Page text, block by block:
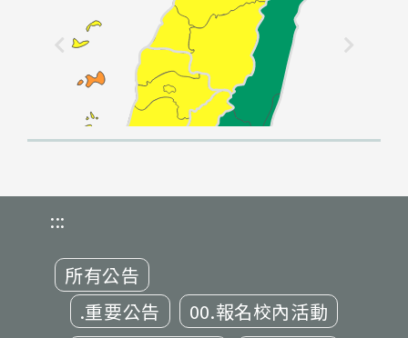
:::
所有公告
.重要公告
00.報名校內活動